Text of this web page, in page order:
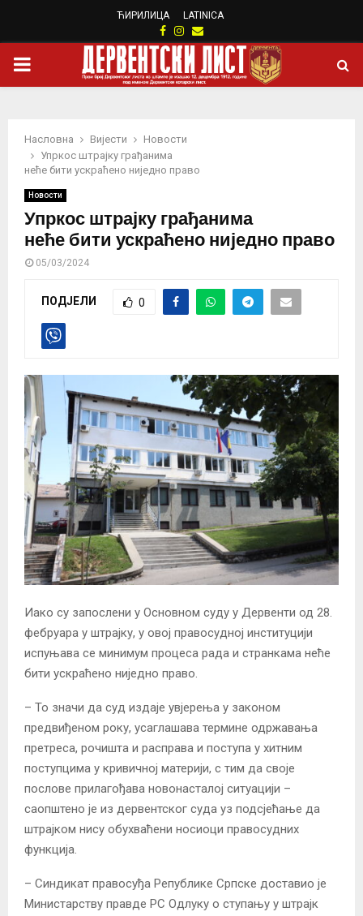
ЋИРИЛИЦА LATINICA
Facebook
Instagram
Email
PRIMARY
Насловна Вијести
Новости
Упркос штрајку грађанима
неће бити ускраћено ниједно право
Новости
Упркос штрајку грађанима
неће бити ускраћено ниједно право
05/03/2024
ПОДЈЕЛИ 0
Иако су запослени у Основном суду у Дервенти од 28.
фебруара у штрајку, у овој правосудној институцији
испуњава се минимум процеса рада и странкама неће
бити ускраћено ниједно право.
– То значи да суд издаје увјерења у законом
предвиђеном року, усаглашава термине одржавања
претреса, рочишта и расправа и поступа у хитним
поступцима у кривичној материји, с тим да своје
послове прилагођава новонасталој ситуацији –
саопштено је из дервентског суда уз подсјећање да
штрајком нису обухваћени носиоци правосудних
функција.
– Синдикат правосуђа Републике Српске доставио је
Министарству правде РС Одлуку о ступању у штрајк